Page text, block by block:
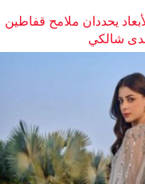
يحددان ملامح قفاطين